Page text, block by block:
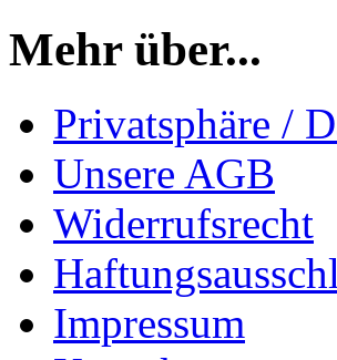
Mehr über...
Privatsphäre /
Unsere AGB
Widerrufsrecht
Impressum